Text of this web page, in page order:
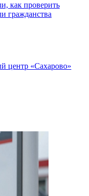
как проверить
гражданства
центр «Сахарово»